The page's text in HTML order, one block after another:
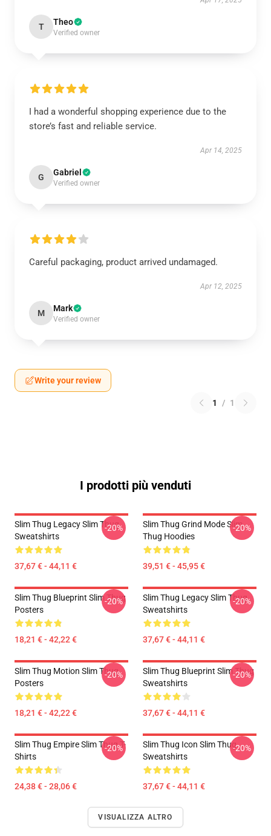
T Theo
Verified owner
I had a wonderful shopping experience due to the
store’s fast and reliable service.
Apr 14, 2025
G Gabriel
Verified owner
Careful packaging, product arrived undamaged.
Apr 12, 2025
M Mark
Verified owner
Write your review
1 / 1
I prodotti più venduti
Slim Thug Legacy Slim Thug
Sweatshirts
37,67 € - 44,11 €
-20%
Slim Thug Grind Mode Slim
Thug Hoodies
39,51 € - 45,95 €
-20%
Slim Thug Blueprint Slim Thug
Posters
18,21 € - 42,22 €
-20%
Slim Thug Legacy Slim Thug
Sweatshirts
37,67 € - 44,11 €
-20%
Slim Thug Motion Slim Thug
Posters
18,21 € - 42,22 €
-20%
Slim Thug Blueprint Slim Thug
Sweatshirts
37,67 € - 44,11 €
-20%
Slim Thug Empire Slim Thug T-
Shirts
24,38 € - 28,06 €
-20%
Slim Thug Icon Slim Thug
Sweatshirts
37,67 € - 44,11 €
-20%
VISUALIZZA ALTRO